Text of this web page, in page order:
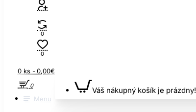
0
0
0 ks - 0,00€
0 Váš nákupný košík je prázdny!
Menu